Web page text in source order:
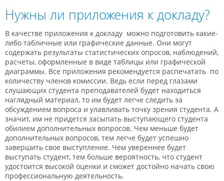
Нужны ли приложения к докладу?
В качестве приложения к докладу можно подготовить какие-
либо табличные или графические данные. Они могут
содержать результаты статистических опросов, наблюдений,
расчеты, оформленные в виде таблицы или графической
диаграммы. Все приложения рекомендуется распечатать по
количеству членов комиссии. Ведь если перед глазами
слушающих студента преподавателей будет находиться
наглядный материал, то им будет легче следить за
обсуждением вопроса и улавливать точку зрения студента. А
значит, им не придется засыпать выступающего студента
обилием дополнительных вопросов. Чем меньше будет
дополнительных вопросов, тем легче будет успешно
завершить свое выступление. Чем увереннее будет
выступать студент, тем больше вероятность, что студент
удостоится высокой оценки и сможет достойно начать свою
профессиональную деятельность.